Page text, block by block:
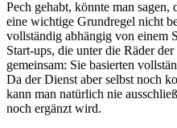
Pech gehabt, könnte man
eine wichtige Grundregel nicht
vollständig abhängig von einem
Start-ups, die unter die Räder
gemeinsam: Sie basierten
Da der Dienst aber selbst noch
kann man natürlich nie
noch ergänzt wird.